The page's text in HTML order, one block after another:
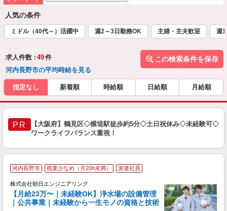
人気の条件
ミドル（40代～）活躍中 週2～3日勤務OK 主婦・主夫歓迎 週
求人件数 : 49件
河内長野市の平均時給を見る
この検索条件を保存
指定なし 新着順 時給順 日給順 月給順
PR
【大阪府】鶴見区◇横堤駅徒歩約5分◇土日祝休み◇未経験可◇
ワークライフバランス重視！
河内長野市 残業少なめ（月20h未満） 派遣社員
株式会社朝日エンジニアリング
【月給23万〜｜未経験OK】浄水場の設備管理
｜公共事業｜未経験から一生モノの資格と技術